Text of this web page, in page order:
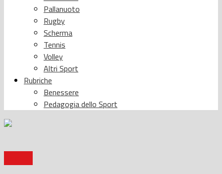
Pallanuoto
Rugby
Scherma
Tennis
Volley
Altri Sport
Rubriche
Benessere
Pedagogia dello Sport